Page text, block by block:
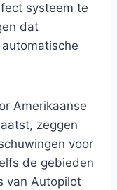
systeem te
dat
Amerikaanse
zeggen
voor
de gebieden
van Autopilot